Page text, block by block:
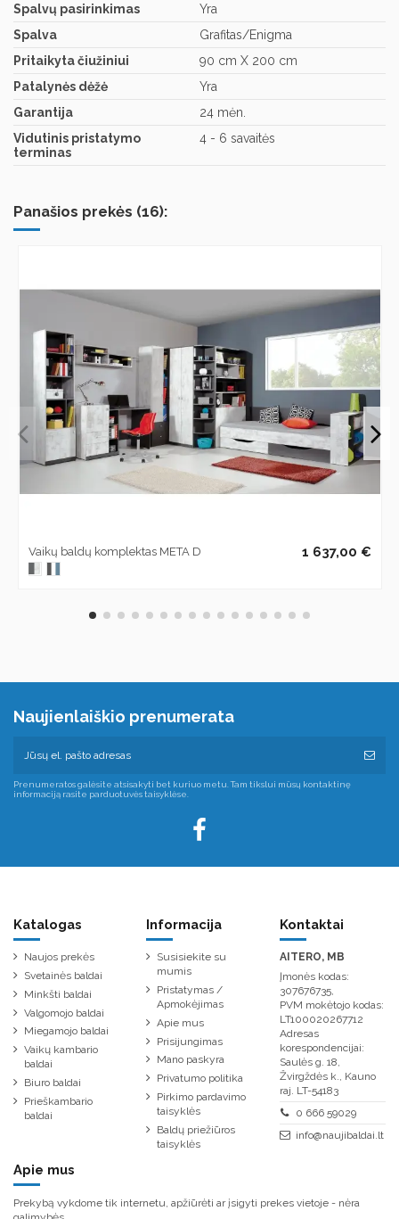
Spalvų pasirinkimas
Yra
Spalva
Grafitas/Enigma
Pritaikyta čiužiniui
90 cm X 200 cm
Patalynės dėžė
Yra
Garantija
24 mėn.
Vidutinis pristatymo
terminas
4 - 6 savaitės
Panašios prekės (16):
Vaikų baldų komplektas META D 1 637,00 €
Naujienlaiškio prenumerata
Prenumeratos galėsite atsisakyti bet kuriuo metu. Tam tikslui mūsų kontaktinę
informaciją rasite parduotuvės taisyklėse.
Katalogas
Naujos prekės
Svetainės baldai
Minkšti baldai
Valgomojo baldai
Miegamojo baldai
Vaikų kambario
baldai
Biuro baldai
Prieškambario
baldai
Informacija
Susisiekite su
mumis
Pristatymas /
Apmokėjimas
Apie mus
Prisijungimas
Mano paskyra
Privatumo politika
Pirkimo pardavimo
taisyklės
Baldų priežiūros
taisyklės
Kontaktai
AITERO, MB
Įmonės kodas:
307676735,
PVM mokėtojo kodas:
LT100020267712
Adresas
korespondencijai:
Saulės g. 18,
Žvirgždės k., Kauno
raj. LT-54183
0 666 59029
info@naujibaldai.lt
Apie mus
Prekybą vykdome tik internetu, apžiūrėti ar įsigyti prekes vietoje - nėra